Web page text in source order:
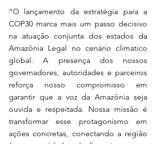
“O lançamento da estratégia para a
COP30 marca mais um passo decisivo
na atuação conjunta dos estados da
Amazônia Legal no cenário climático
global. A presença dos nossos
governadores, autoridades e parceiros
reforça nosso compromisso em
garantir que a voz da Amazônia seja
ouvida e respeitada. Nossa missão é
transformar esse protagonismo em
ações concretas, conectando a região